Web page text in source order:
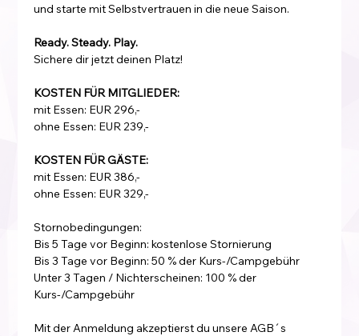
und starte mit Selbstvertrauen in die neue Saison.
Ready. Steady. Play.
Sichere dir jetzt deinen Platz!
KOSTEN FÜR MITGLIEDER:
mit Essen: EUR 296,-
ohne Essen: EUR 239,-
KOSTEN FÜR GÄSTE:
mit Essen: EUR 386,-
ohne Essen: EUR 329,-
Stornobedingungen:
Bis 5 Tage vor Beginn: kostenlose Stornierung
Bis 3 Tage vor Beginn: 50 % der Kurs-/Campgebühr
Unter 3 Tagen / Nichterscheinen: 100 % der
Kurs-/Campgebühr
Mit der Anmeldung akzeptierst du unsere AGB´s